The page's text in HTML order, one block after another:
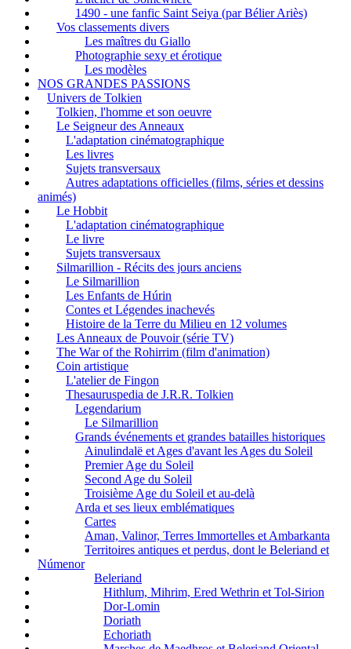
1490 - une fanfic Saint Seiya (par Bélier Ariès)
Vos classements divers
Les maîtres du Giallo
Photographie sexy et érotique
Les modèles
NOS GRANDES PASSIONS
Univers de Tolkien
Tolkien, l'homme et son oeuvre
Le Seigneur des Anneaux
L'adaptation cinématographique
Les livres
Sujets transversaux
Autres adaptations officielles (films, séries et dessins
animés)
Le Hobbit
L'adaptation cinématographique
Le livre
Sujets transversaux
Silmarillion - Récits des jours anciens
Le Silmarillion
Les Enfants de Húrin
Contes et Légendes inachevés
Histoire de la Terre du Milieu en 12 volumes
Les Anneaux de Pouvoir (série TV)
The War of the Rohirrim (film d'animation)
Coin artistique
L'atelier de Fingon
Thesauruspedia de J.R.R. Tolkien
Legendarium
Le Silmarillion
Grands événements et grandes batailles historiques
Ainulindalë et Ages d'avant les Ages du Soleil
Premier Age du Soleil
Second Age du Soleil
Troisième Age du Soleil et au-delà
Arda et ses lieux emblématiques
Cartes
Aman, Valinor, Terres Immortelles et Ambarkanta
Territoires antiques et perdus, dont le Beleriand et
Númenor
Beleriand
Hithlum, Mihrim, Ered Wethrin et Tol-Sirion
Dor-Lomin
Doriath
Echoriath